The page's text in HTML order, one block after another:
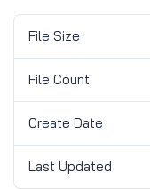
File Size
File Count
Create Date
Last Updated